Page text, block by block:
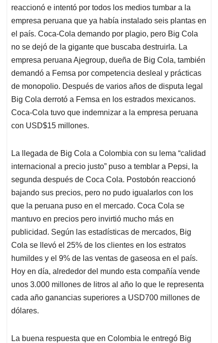
reaccionó e intentó por todos los medios tumbar a la
empresa peruana que ya había instalado seis plantas en
el país. Coca-Cola demando por plagio, pero Big Cola
no se dejó de la gigante que buscaba destruirla. La
empresa peruana Ajegroup, dueña de Big Cola, también
demandó a Femsa por competencia desleal y prácticas
de monopolio. Después de varios años de disputa legal
Big Cola derrotó a Femsa en los estrados mexicanos.
Coca-Cola tuvo que indemnizar a la empresa peruana
con USD$15 millones.
La llegada de Big Cola a Colombia con su lema “calidad
internacional a precio justo” puso a temblar a Pepsi, la
segunda después de Coca Cola. Postobón reaccionó
bajando sus precios, pero no pudo igualarlos con los
que la peruana puso en el mercado. Coca Cola se
mantuvo en precios pero invirtió mucho más en
publicidad. Según las estadísticas de mercados, Big
Cola se llevó el 25% de los clientes en los estratos
humildes y el 9% de las ventas de gaseosa en el país.
Hoy en día, alrededor del mundo esta compañía vende
unos 3.000 millones de litros al año lo que le representa
cada año ganancias superiores a USD700 millones de
dólares.
La buena respuesta que en Colombia le entregó Big